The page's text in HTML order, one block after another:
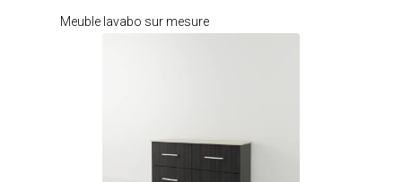
Meuble lavabo sur mesure